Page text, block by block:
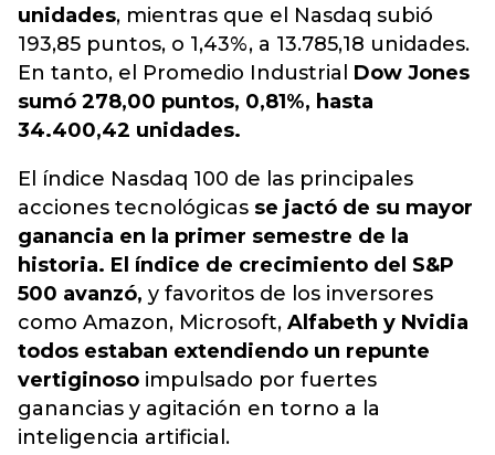
unidades, mientras que el Nasdaq subió
193,85 puntos, o 1,43%, a 13.785,18 unidades.
En tanto, el Promedio Industrial Dow Jones
sumó 278,00 puntos, 0,81%, hasta
34.400,42 unidades.
El índice Nasdaq 100 de las principales
acciones tecnológicas se jactó de su mayor
ganancia en la primer semestre de la
historia. El índice de crecimiento del S&P
500 avanzó, y favoritos de los inversores
como Amazon, Microsoft, Alfabeth y Nvidia
todos estaban extendiendo un repunte
vertiginoso impulsado por fuertes
ganancias y agitación en torno a la
inteligencia artificial.